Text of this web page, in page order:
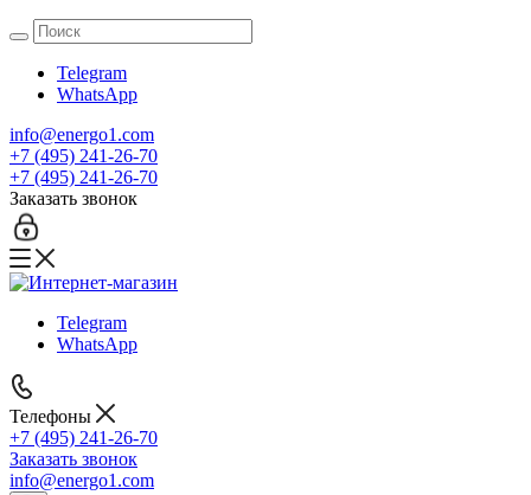
Telegram
WhatsApp
info@energo1.com
+7 (495) 241-26-70
+7 (495) 241-26-70
Заказать звонок
Telegram
WhatsApp
Телефоны
+7 (495) 241-26-70
Заказать звонок
info@energo1.com